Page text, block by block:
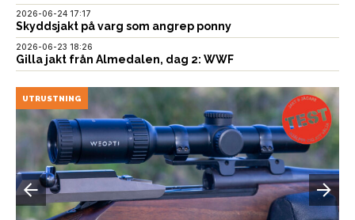
2026-06-24 17:17
Skyddsjakt på varg som angrep ponny
2026-06-23 18:26
Gilla jakt från Almedalen, dag 2: WWF
UTRUSTNING